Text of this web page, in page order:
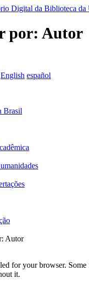
Digital da Biblioteca da
por: Autor
English español
Brasil
Autor
for your browser. Some
it.